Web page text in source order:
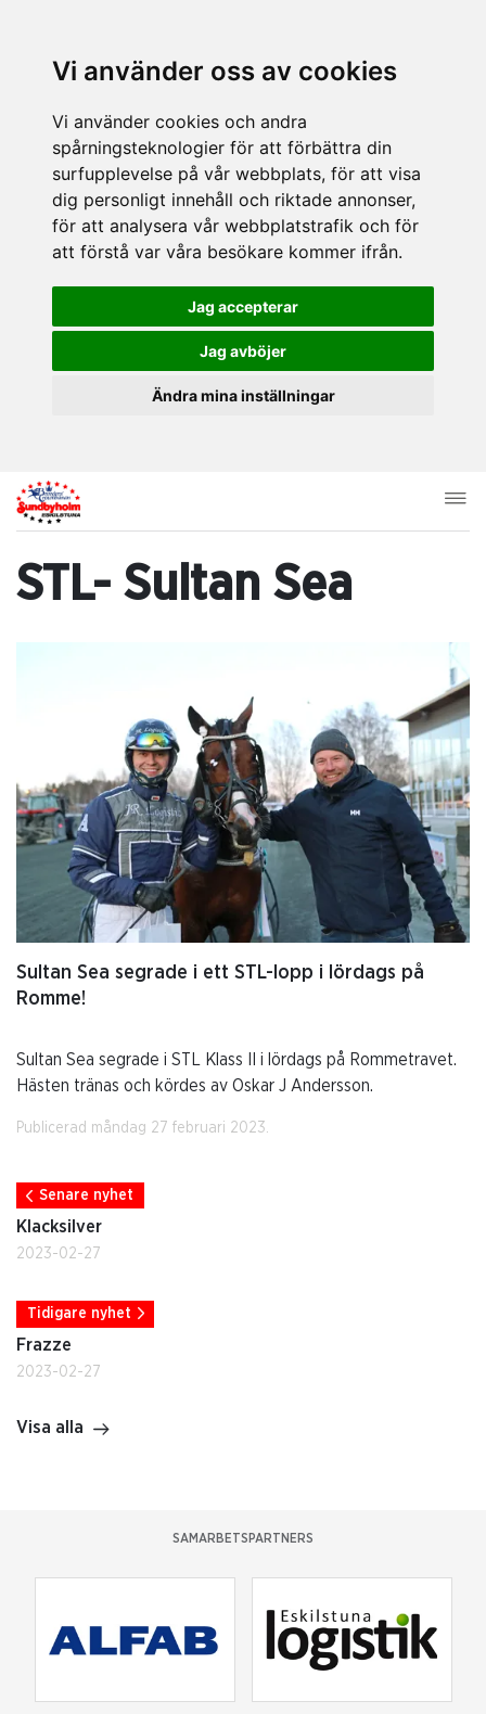
Vi använder oss av cookies
Vi använder cookies och andra
spårningsteknologier för att förbättra din
surfupplevelse på vår webbplats, för att visa
dig personligt innehåll och riktade annonser,
för att analysera vår webbplatstrafik och för
att förstå var våra besökare kommer ifrån.
Jag accepterar
Jag avböjer
Ändra mina inställningar
STL- Sultan Sea
Sultan Sea segrade i ett STL-lopp i lördags på
Romme!
Sultan Sea segrade i STL Klass II i lördags på Rommetravet.
Hästen tränas och kördes av Oskar J Andersson.
Publicerad måndag 27 februari 2023.
Senare nyhet
Klacksilver
2023-02-27
Tidigare nyhet
Frazze
2023-02-27
Visa alla
SAMARBETSPARTNERS